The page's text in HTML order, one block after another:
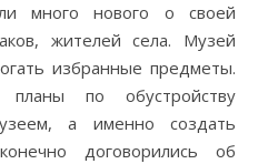
много нового о своей
жителей села. Музей
избранные предметы.
по обустройству
а именно создать
договорились об